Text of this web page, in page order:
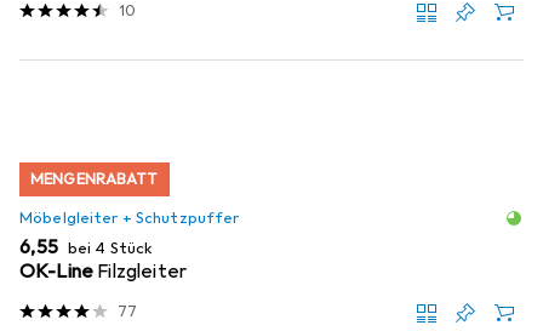
10
MENGENRABATT
Möbelgleiter + Schutzpuffer
EUR
6,55 bei 4 Stück
OK-Line Filzgleiter
77